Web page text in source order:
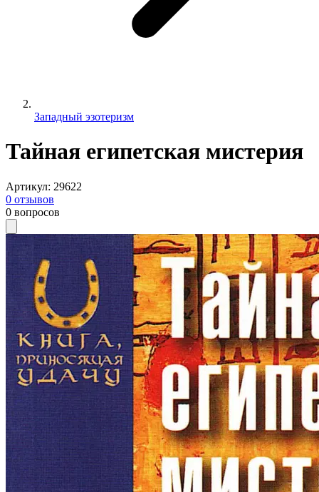
Западный эзотеризм
Тайная египетская мистерия
Артикул: 29622
0 отзывов
0 вопросов